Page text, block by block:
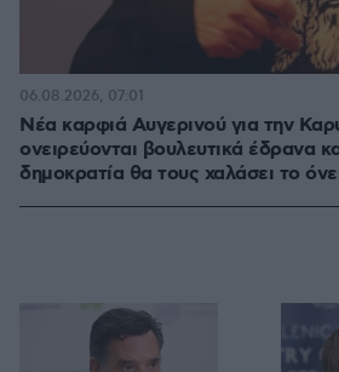
Νέα καρφιά Αυγερινού για την
ονειρεύονται βουλευτικά έδρανα
δημοκρατία θα τους χαλάσει το
06.08.2026, 07:01